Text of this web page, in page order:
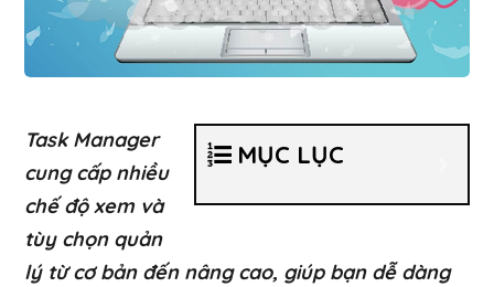
MỤC LỤC
Task Manager
cung cấp nhiều
chế độ xem và
tùy chọn quản
lý từ cơ bản đến nâng cao, giúp bạn dễ dàng